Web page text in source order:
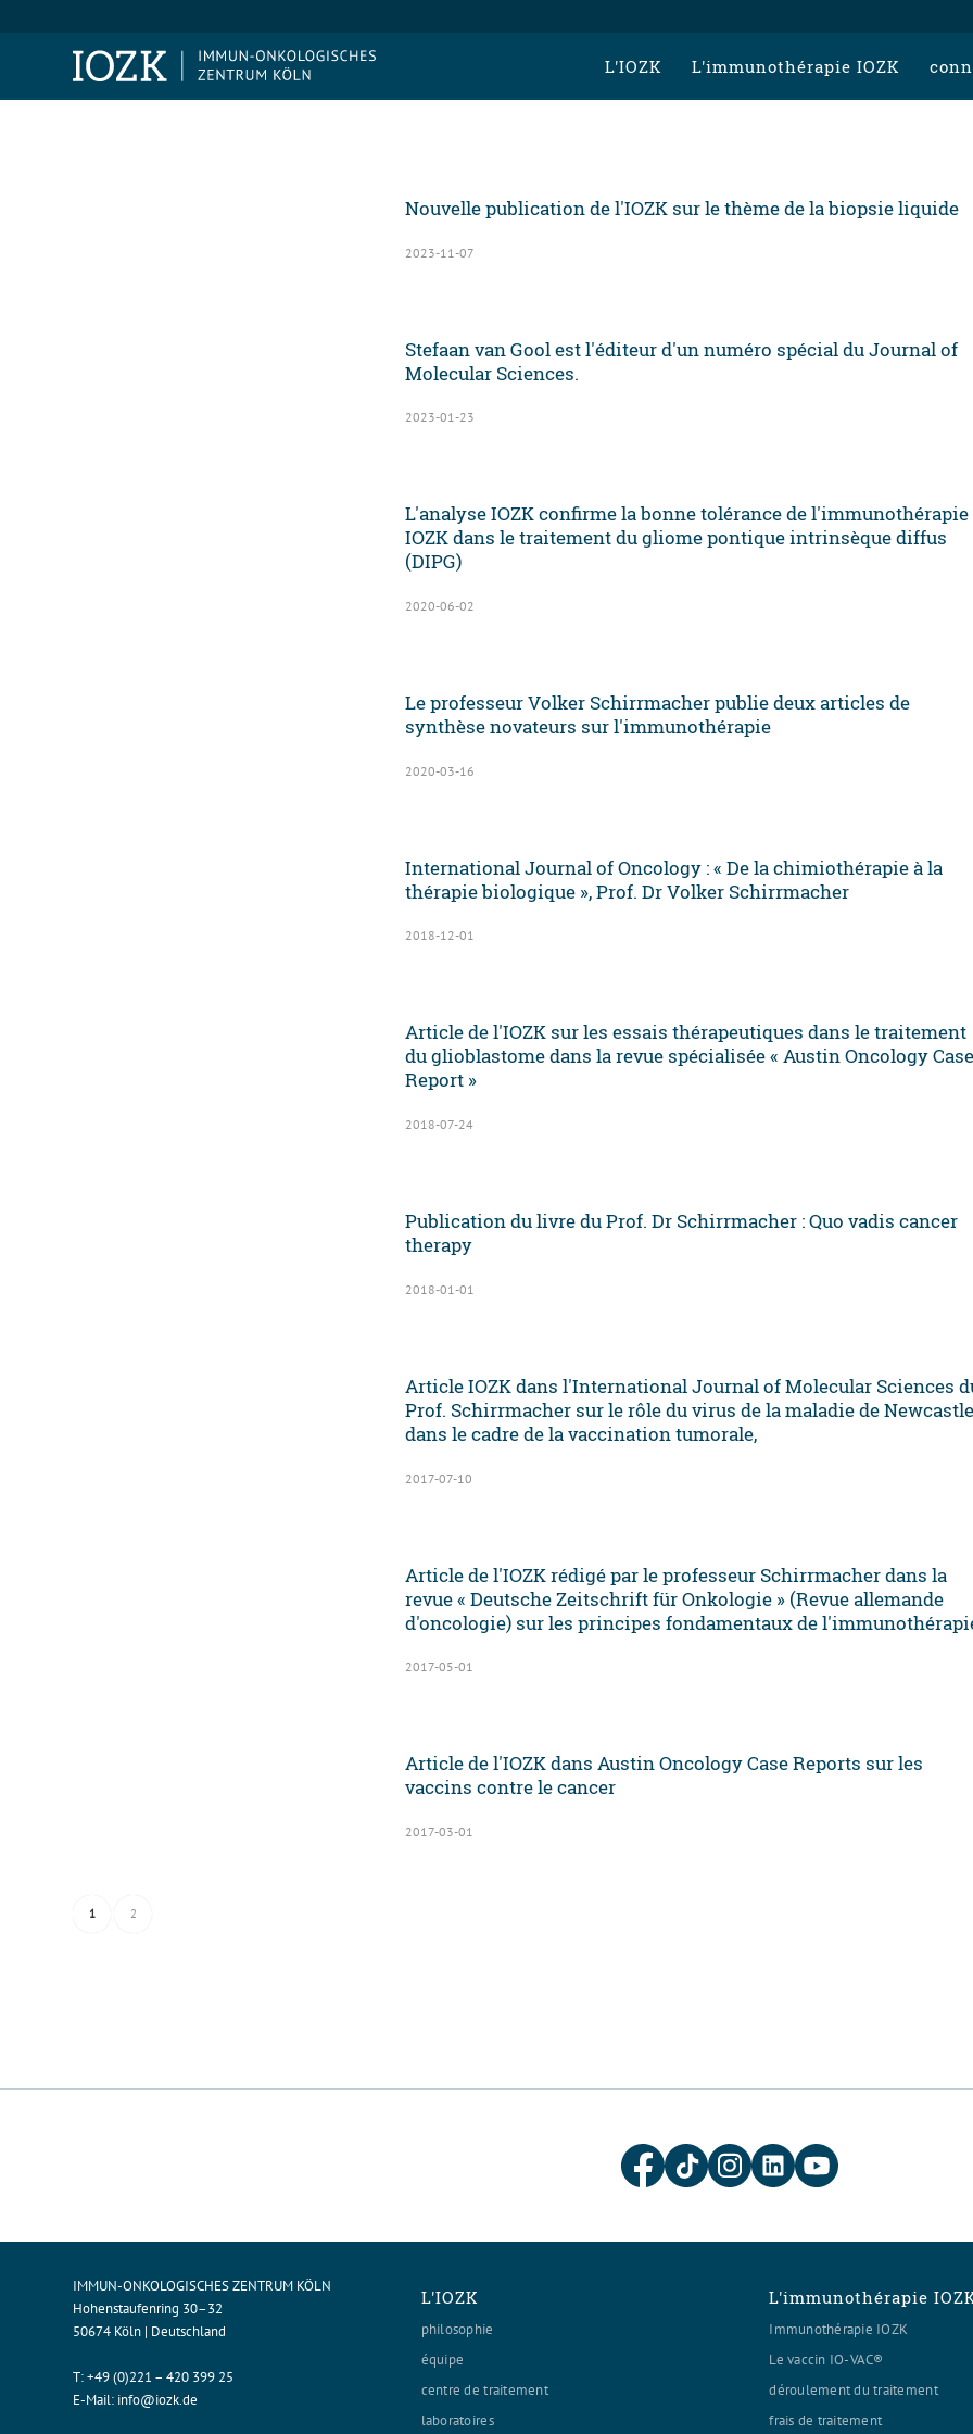
L'IOZK L'immunothérapie IOZK
Nouvelle publication de l'IOZK sur le thème de la biopsie liquide
2023-11-07
Stefaan van Gool est l'éditeur d'un numéro spécial du Journal of
Molecular Sciences.
2023-01-23
L'analyse IOZK confirme la bonne tolérance de l'immunothérapie
IOZK dans le traitement du gliome pontique intrinsèque diffus
(DIPG)
2020-06-02
Le professeur Volker Schirrmacher publie deux articles de
synthèse novateurs sur l'immunothérapie
2020-03-16
International Journal of Oncology : « De la chimiothérapie à la
thérapie biologique », Prof. Dr Volker Schirrmacher
2018-12-01
Article de l'IOZK sur les essais thérapeutiques dans le traitement
du glioblastome dans la revue spécialisée « Austin Oncology Case
Report »
2018-07-24
Publication du livre du Prof. Dr Schirrmacher : Quo vadis cancer
therapy
2018-01-01
Article IOZK dans l'International Journal of Molecular Sciences
Prof. Schirrmacher sur le rôle du virus de la maladie de Newcastle
dans le cadre de la vaccination tumorale,
2017-07-10
Article de l'IOZK rédigé par le professeur Schirrmacher dans la
revue « Deutsche Zeitschrift für Onkologie » (Revue allemande
d'oncologie) sur les principes fondamentaux de
2017-05-01
Article de l'IOZK dans Austin Oncology Case Reports sur les
vaccins contre le cancer
2017-03-01
1 2
IMMUN-ONKOLOGISCHES ZENTRUM KÖLN
Hohenstaufenring 30–32
50674 Köln | Deutschland
T:+49 (0)221 – 420 399 25
E-Mail: info@iozk.de
L'IOZK
philosophie
équipe
centre de traitement
laboratoires
L'immunothérapie
Immunothérapie IOZK
Le vaccin IO-VAC®
déroulement du traitement
frais de traitement